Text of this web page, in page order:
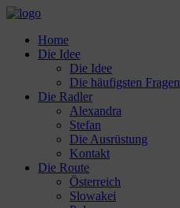
Home
Die Idee
Die Idee
Die häufigsten Fragen
Die Radler
Alexandra
Stefan
Die Ausrüstung
Kontakt
Die Route
Österreich
Slowakei